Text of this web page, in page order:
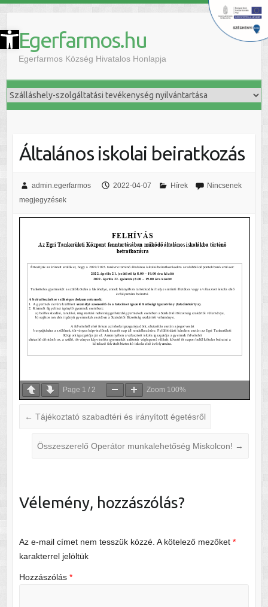
Eszköztár megnyitása Egerfarmos.hu
Egerfarmos Község Hivatalos Honlapja
Általános iskolai beiratkozás
admin.egerfarmos 2022-04-07 Hírek
Nincsenek
megjegyzések
Page 1 / 2 Zoom 100%
← Tájékoztató szabadtéri és irányított égetésről
Összeszerelő Operátor munkalehetőség Miskolcon! →
Vélemény, hozzászólás?
Az e-mail címet nem tesszük közzé. A kötelező mezőket *
karakterrel jelöltük
Hozzászólás *